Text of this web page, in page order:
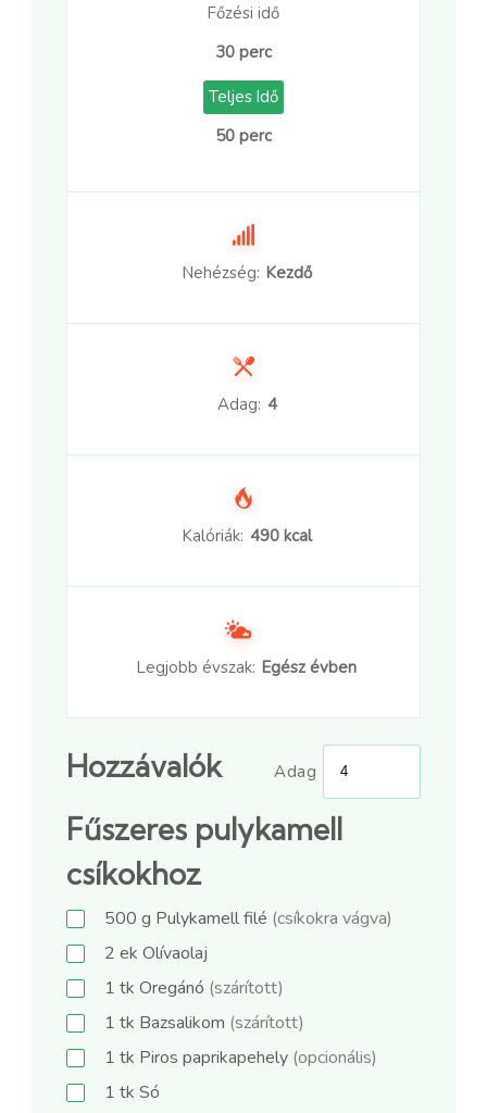
Főzési idő
30 perc
Teljes Idő
50 perc
Nehézség: Kezdő
Adag: 4
Kalóriák: 490 kcal
Legjobb évszak: Egész évben
Hozzávalók Adag
Fűszeres pulykamell
csíkokhoz
500 g Pulykamell filé (csíkokra vágva)
2 ek Olívaolaj
1 tk Oregánó (szárított)
1 tk Bazsalikom (szárított)
1 tk Piros paprikapehely (opcionális)
1 tk Só